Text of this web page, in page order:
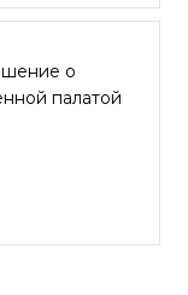
о
палатой